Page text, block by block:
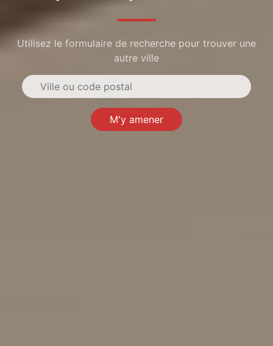
Utilisez le formulaire de recherche pour trouver une
autre ville
M'y amener